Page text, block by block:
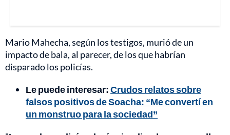
Mario Mahecha, según los testigos, murió de un
impacto de bala, al parecer, de los que habrían
disparado los policías.
Le puede interesar:Crudos relatos sobre
falsos positivos de Soacha: “Me convertí en
un monstruo para la sociedad”